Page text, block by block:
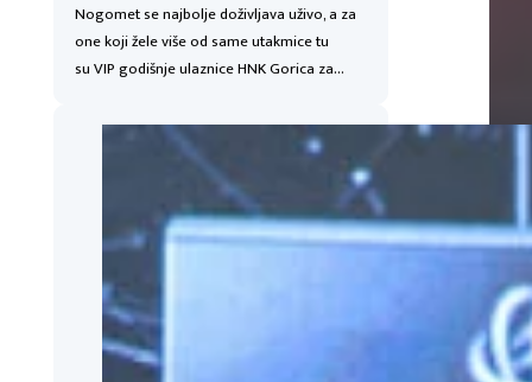
Nogomet se najbolje doživljava uživo, a za
one koji žele više od same utakmice tu
su VIP godišnje ulaznice HNK Gorica za…